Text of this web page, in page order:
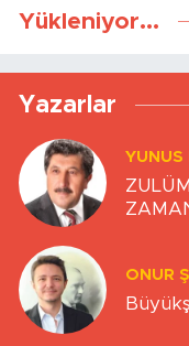
Yükleniyor...
Yazarlar
YUNUS
ONUR